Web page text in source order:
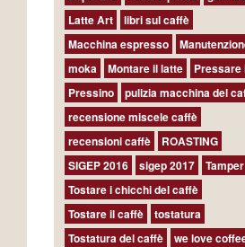
Latte Art
libri sul caffè
Macchina espresso
moka
Montare il latte
Pressare
Pressino
pulizia macchina del
recensione miscele caffè
recensioni caffè
ROASTING
SIGEP 2016
sigep 2017
Tamper
Tostare i chicchi del caffè
Tostare il caffè
tostatura
Tostatura del caffè
we love